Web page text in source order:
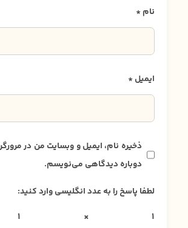
نام*
ایمیل*
ذخیره نام، ایمیل و وبسایت من در
دوباره دیدگاهی می‌نویسم.
لطفا پاسخ را به عدد انگلیسی وارد کنید:
1 × 1 =